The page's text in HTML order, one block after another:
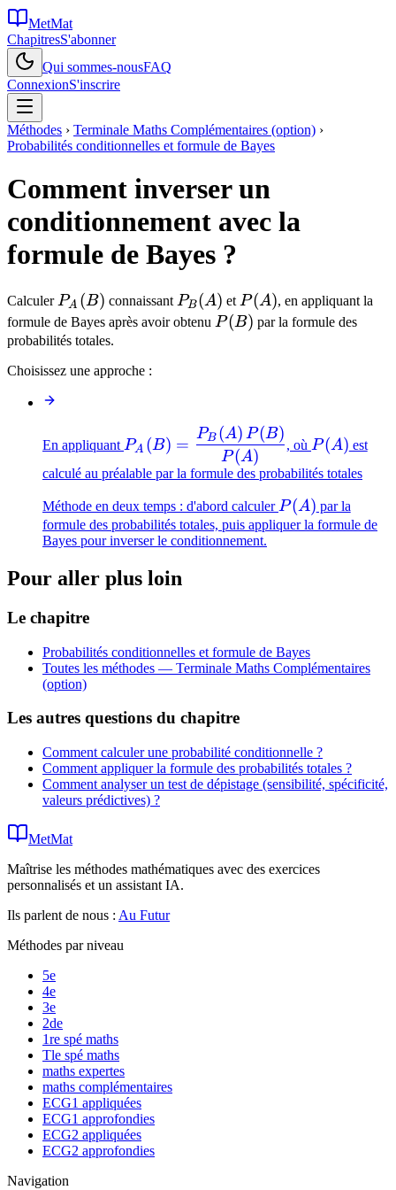
MetMat
ChapitresS'abonner
Qui sommes-nousFAQ
ConnexionS'inscrire
Méthodes › Terminale Maths Complémentaires (option) ›
Probabilités conditionnelles et formule de Bayes
Comment inverser un
conditionnement avec la
formule de Bayes ?
CalculerP_A(B)
PA (B) connaissant P_B(A)
PB(A) et P(A)
P (A), en appliquant la
formule de Bayes après avoir obtenu P(B)
P(B) par la formule des
probabilités totales.
Choisissez une approche :
En appliquant
P_A(B) =
\dfrac{P_B(A)\,P(B)}
{P(A)}
PA (B) =
P (A)
PB (A) P(B)
, où
P(A)
P(A) est
calculé au préalable par la formule des probabilités totales
Méthode en deux temps : d'abord calculerP(A)
P(A) par la
formule des probabilités totales, puis appliquer la formule de
Bayes pour inverser le conditionnement.
Pour aller plus loin
Le chapitre
Probabilités conditionnelles et formule de Bayes
Toutes les méthodes — Terminale Maths Complémentaires
(option)
Les autres questions du chapitre
Comment calculer une probabilité conditionnelle ?
Comment appliquer la formule des probabilités totales ?
Comment analyser un test de dépistage (sensibilité, spécificité,
valeurs prédictives) ?
MetMat
Maîtrise les méthodes mathématiques avec des exercices
personnalisés et un assistant IA.
Ils parlent de nous : Au Futur
Méthodes par niveau
5e
4e
3e
2de
1re spé maths
Tle spé maths
maths expertes
maths complémentaires
ECG1 appliquées
ECG1 approfondies
ECG2 appliquées
ECG2 approfondies
Navigation